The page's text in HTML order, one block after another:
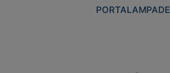
PORTALAMPADE